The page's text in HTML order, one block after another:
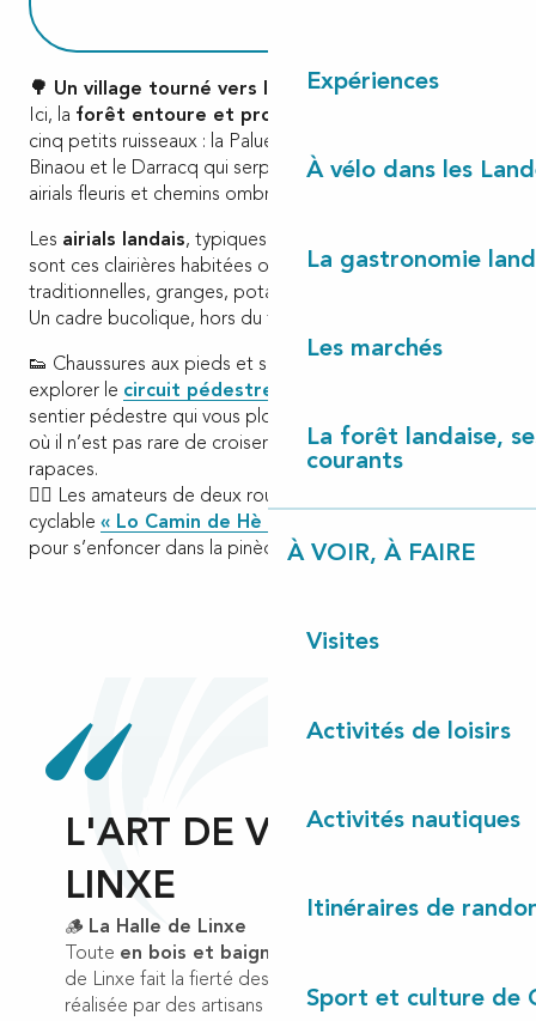
Expériences
À vélo dans les
La gastronomie
Les marchés
La forêt landaise,
courants
À VOIR, À FAIRE
Visites
Activités de loisirs
Activités nautiques
Itinéraires de
Sport et culture de
🌳 Un village tourné vers la nature
Ici, la forêt entoure et protège
cinq petits ruisseaux : la Palue, le Houas, la Lassalle, le
Binaou et le Darracq qui serpentent discrètement entre
airials fleuris et chemins ombragés.
Les airials landais, typiques des Landes de Gascogne,
sont ces clairières habitées où se nichent maisons
traditionnelles, granges, potagers et arbres majestueux.
Un cadre bucolique, hors du temps.
👟 Chaussures aux pieds et sac sur le dos, partez
explorer le circuit pédestre de « Binaou
sentier pédestre qui vous plonge au cœur de la nature,
où il n’est pas rare de croiser chevreuils, écureuils ou
rapaces.
🚴‍♀️ Les amateurs de deux roues apprécieront la piste
cyclable « Lo Camin de Hè »
pour s’enfoncer dans la pinède en toute sécurité.
L'ART DE VIVRE À
LINXE
🪵 La Halle de Linxe
Toute en bois et baignée de lumière
de Linxe fait la fierté des habitants, car elle a été
réalisée par des artisans locaux dans la pure